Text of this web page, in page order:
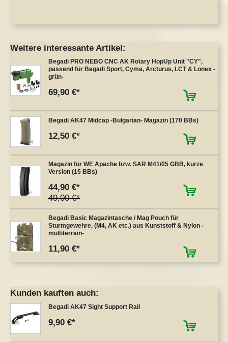
Weitere interessante Artikel:
Begadi PRO NEBO CNC AK Rotary HopUp Unit "CY",
passend für Begadi Sport, Cyma, Arcturus, LCT & Lonex -
grün-
69,90 €
Begadi AK47 Midcap -Bulgarian- Magazin (170 BBs)
12,50 €
Magazin für WE Apache bzw. SAR M41/05 GBB, kurze
Version (15 BBs)
44,90 €
49,00 €
Begadi Basic Magazintasche / Mag Pouch für
Sturmgewehre, (M4, AK etc.) aus Kunststoff & Nylon -
multiterrain-
11,90 €
Kunden kauften auch:
Begadi AK47 Sight Support Rail
9,90 €